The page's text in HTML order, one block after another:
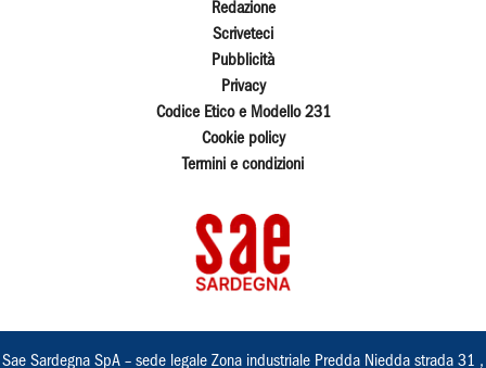
Redazione
Scriveteci
Pubblicità
Privacy
Codice Etico e Modello 231
Cookie policy
Termini e condizioni
Sae Sardegna SpA – sede legale Zona industriale Predda Niedda strada 31 ,